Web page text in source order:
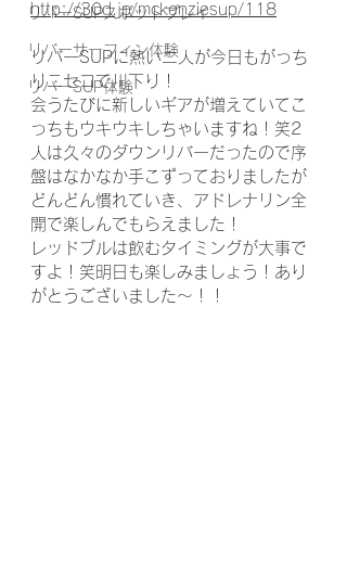
リバーSUPスポットプレイ
リバーサーフィン体験
リバーSUP体験
http://30d.jp/mckenziesup/118
リバーSUPに熱い二人が今日もがっち
りニセコで川下り！
会うたびに新しいギアが増えていてこ
っちもウキウキしちゃいますね！笑2
人は久々のダウンリバーだったので序
盤はなかなか手こずっておりましたが
どんどん慣れていき、アドレナリン全
開で楽しんでもらえました！
レッドブルは飲むタイミングが大事で
すよ！笑明日も楽しみましょう！あり
がとうございました〜！！